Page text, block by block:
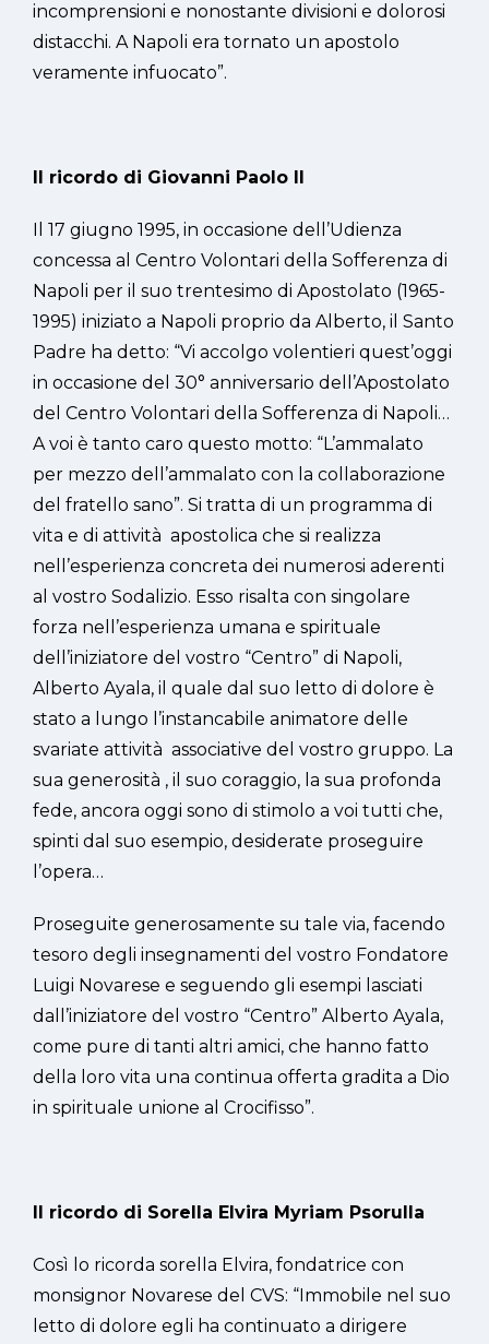
incomprensioni e nonostante divisioni e dolorosi
distacchi. A Napoli era tornato un apostolo
veramente infuocato”.
Il ricordo di Giovanni Paolo II
Il 17 giugno 1995, in occasione dell’Udienza
concessa al Centro Volontari della Sofferenza di
Napoli per il suo trentesimo di Apostolato (1965-
1995) iniziato a Napoli proprio da Alberto, il Santo
Padre ha detto: “Vi accolgo volentieri quest’oggi
in occasione del 30° anniversario dell’Apostolato
del Centro Volontari della Sofferenza di Napoli…
A voi è tanto caro questo motto: “L’ammalato
per mezzo dell’ammalato con la collaborazione
del fratello sano”. Si tratta di un programma di
vita e di attività apostolica che si realizza
nell’esperienza concreta dei numerosi aderenti
al vostro Sodalizio. Esso risalta con singolare
forza nell’esperienza umana e spirituale
dell’iniziatore del vostro “Centro” di Napoli,
Alberto Ayala, il quale dal suo letto di dolore è
stato a lungo l’instancabile animatore delle
svariate attività associative del vostro gruppo. La
sua generosità , il suo coraggio, la sua profonda
fede, ancora oggi sono di stimolo a voi tutti che,
spinti dal suo esempio, desiderate proseguire
l’opera…
Proseguite generosamente su tale via, facendo
tesoro degli insegnamenti del vostro Fondatore
Luigi Novarese e seguendo gli esempi lasciati
dall’iniziatore del vostro “Centro” Alberto Ayala,
come pure di tanti altri amici, che hanno fatto
della loro vita una continua offerta gradita a Dio
in spirituale unione al Crocifisso”.
Il ricordo di Sorella Elvira Myriam Psorulla
Così lo ricorda sorella Elvira, fondatrice con
monsignor Novarese del CVS: “Immobile nel suo
letto di dolore egli ha continuato a dirigere